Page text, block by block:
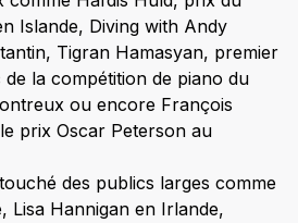
Islande, Diving with Andy
Tigran Hamasyan, premier
la compétition de piano du
ou encore François
prix Oscar Peterson au
des publics larges comme
Lisa Hannigan en Irlande,